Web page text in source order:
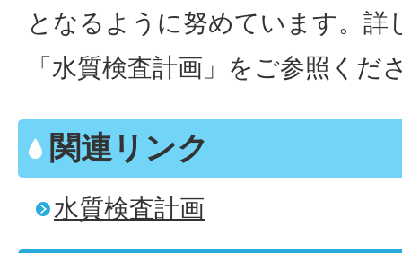
となるように努めています。詳
「水質検査計画」をご参照くだ
関連リンク
水質検査計画